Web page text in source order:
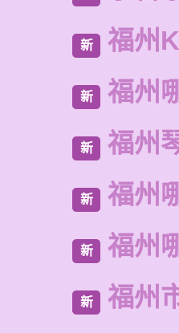
新 福州
新 福州
新 福州
新 福州
新 福州
新 福州